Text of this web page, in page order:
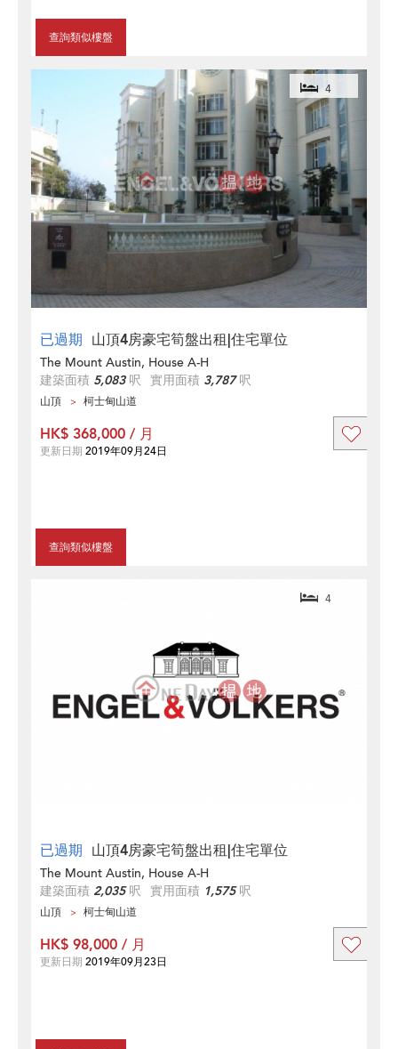
查詢類似樓盤
已過期 山頂4房豪宅筍盤出租|住宅單位
4
The Mount Austin, House A-H
建築面積 5,083呎 實用面積 3,787呎
山頂 柯士甸山道
查詢類似樓盤
HK$ 368,000 / 月
更新日期 2019年09月24日
已過期 山頂4房豪宅筍盤出租|住宅單位
4
The Mount Austin, House A-H
建築面積 2,035呎 實用面積 1,575呎
山頂 柯士甸山道
HK$ 98,000 / 月
更新日期 2019年09月23日